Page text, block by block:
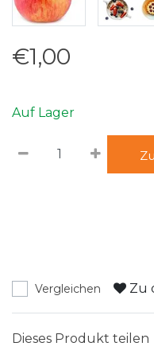
€1,00
Auf Lager
Vergleichen Zu
Dieses Produkt teilen